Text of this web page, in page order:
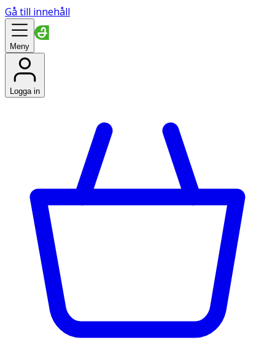
Gå till innehåll
Meny
Logga in